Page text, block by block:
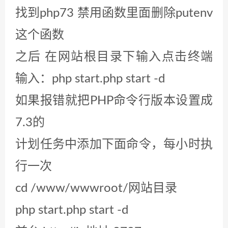
找到php73 禁用函数里面删除putenv
这个函数
之后 在网站根目录下输入点击终端
输入：php start.php start -d
如果报错就把PHP命令行版本设置成
7.3的
计划任务中添加下面命令，每小时执
行一次
cd /www/wwwroot/网站目录
php start.php start -d